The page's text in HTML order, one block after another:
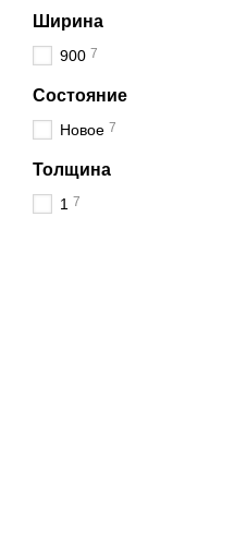
Ширина
900 7
Состояние
Новое 7
Толщина
1 7